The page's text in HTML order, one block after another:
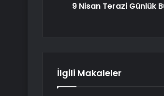
9 Nisan Terazi Günlük
İlgili Makaleler